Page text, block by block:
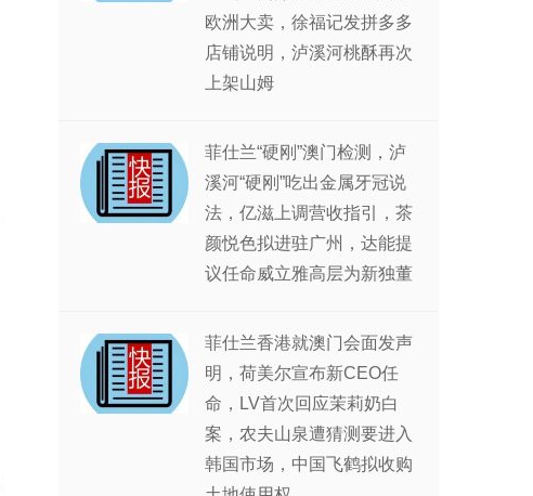
欧洲大卖，徐福记发拼多多
店铺说明，泸溪河桃酥再次
上架山姆
菲仕兰“硬刚”澳门检测，泸
溪河“硬刚”吃出金属牙冠说
法，亿滋上调营收指引，茶
颜悦色拟进驻广州，达能提
议任命威立雅高层为新独董
菲仕兰香港就澳门会面发声
明，荷美尔宣布新CEO任
命，LV首次回应茉莉奶白
案，农夫山泉遭猜测要进入
韩国市场，中国飞鹤拟收购